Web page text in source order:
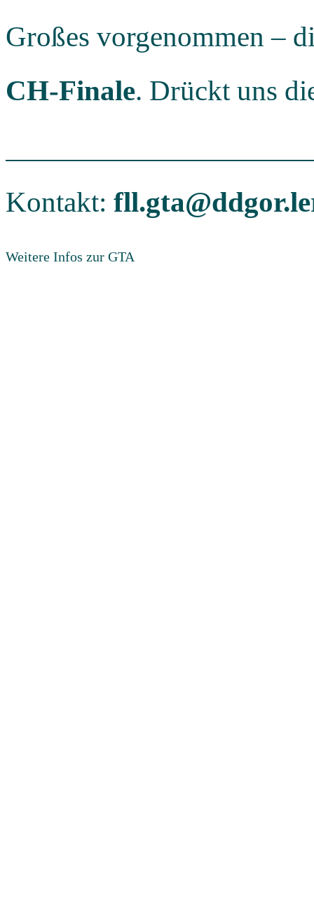
Großes vorgenommen –
CH-Finale. Drückt uns
Kontakt:
Weitere Infos zur GTA